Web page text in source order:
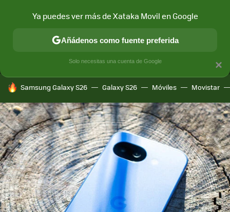
MÓVIL Y SOCIEDAD APLICACIONES
HOY SE HABLA DE
Samsung Galaxy S26 Galaxy S26 Móviles Movistar
×
Ya puedes ver más de Xataka Movil en Google
Añádenos como fuente preferida
Solo necesitas una cuenta de Google